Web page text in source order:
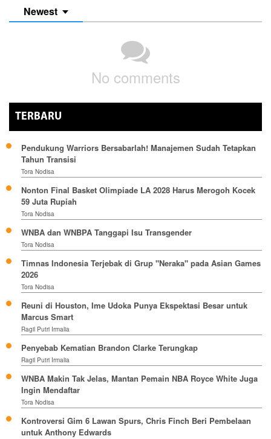
Newest
No comments
TERBARU
Pendukung Warriors Bersabarlah! Manajemen Sudah Tetapkan
Tahun Transisi
Tora Nodisa
Nonton Final Basket Olimpiade LA 2028 Harus Merogoh Kocek
59 Juta Rupiah
Tora Nodisa
WNBA dan WNBPA Tanggapi Isu Transgender
Tora Nodisa
Timnas Indonesia Terjebak di Grup "Neraka" pada Asian Games
2026
Tora Nodisa
Reuni di Houston, Ime Udoka Punya Ekspektasi Besar untuk
Marcus Smart
Ragil Putri Irmalia
Penyebab Kematian Brandon Clarke Terungkap
Ragil Putri Irmalia
WNBA Makin Tak Jelas, Mantan Pemain NBA Royce White Juga
Ingin Mendaftar
Tora Nodisa
Kontroversi Gim 6 Lawan Spurs, Chris Finch Beri Pembelaan
untuk Anthony Edwards